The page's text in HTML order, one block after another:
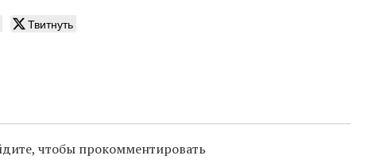
Твитнуть
чтобы прокомментировать